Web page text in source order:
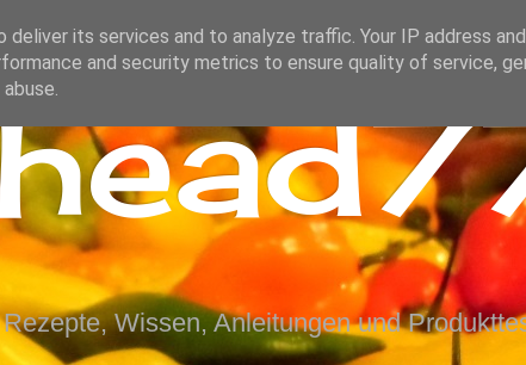
Wissen, Anleitungen und
its services and to analyze traffic. Your IP address
and security metrics to ensure quality of service,